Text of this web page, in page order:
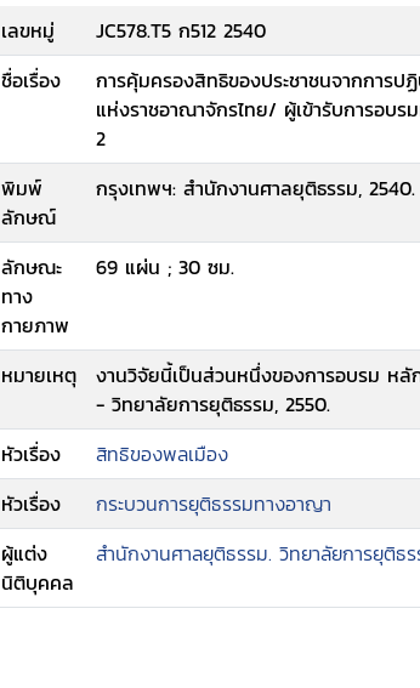
เลขหมู่
JC578.T5 ก512 2540
ชื่อเรื่อง
การคุ้มครองสิทธิของประชาชนจากการ
แห่งราชอาณาจักรไทย/ ผู้เข้ารับการอบ
2
พิมพ์
ลักษณ์
กรุงเทพฯ: สำนักงานศาลยุติธรรม, 2540.
ลักษณะ
ทาง
กายภาพ
69 แผ่น ; 30 ซม.
หมายเหตุ
งานวิจัยนี้เป็นส่วนหนึ่งของการอบรม ห
- วิทยาลัยการยุติธรรม, 2550.
หัวเรื่อง
สิทธิของพลเมือง
หัวเรื่อง
กระบวนการยุติธรรมทางอาญา
ผู้แต่ง
นิติบุคคล
สำนักงานศาลยุติธรรม. วิทยาลัยการยุติธ